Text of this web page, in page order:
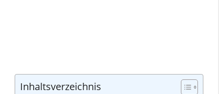
Inhaltsverzeichnis